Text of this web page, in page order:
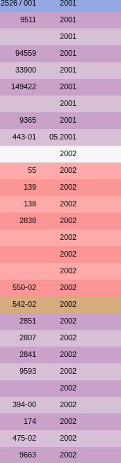
2526 / 001 2001
9511 2001
2001
94559 2001
33900 2001
149422 2001
2001
9365 2001
443-01 05.2001
2002
55 2002
139 2002
138 2002
2838 2002
2002
2002
2002
550-02 2002
542-02 2002
2851 2002
2807 2002
2841 2002
9593 2002
2002
394-00 2002
174 2002
475-02 2002
9663 2002